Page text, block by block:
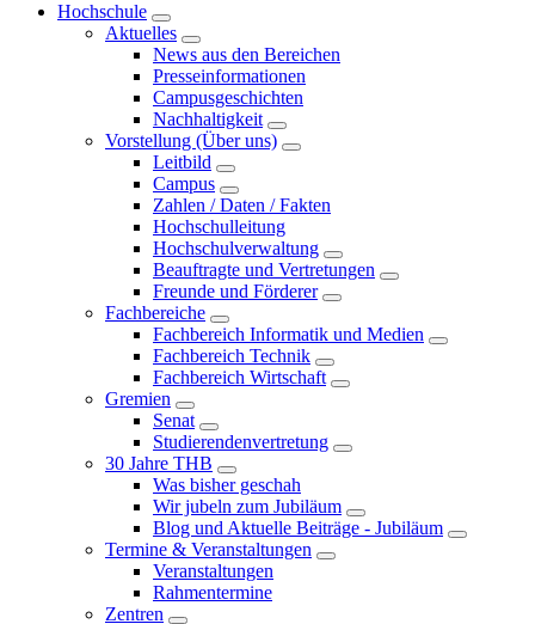
Hochschule
Aktuelles
News aus den Bereichen
Presseinformationen
Campusgeschichten
Nachhaltigkeit
Vorstellung (Über uns)
Leitbild
Campus
Zahlen / Daten / Fakten
Hochschulleitung
Hochschulverwaltung
Beauftragte und Vertretungen
Freunde und Förderer
Fachbereiche
Fachbereich Informatik und Medien
Fachbereich Technik
Fachbereich Wirtschaft
Gremien
Senat
Studierendenvertretung
30 Jahre THB
Was bisher geschah
Wir jubeln zum Jubiläum
Blog und Aktuelle Beiträge - Jubiläum
Termine & Veranstaltungen
Veranstaltungen
Rahmentermine
Zentren